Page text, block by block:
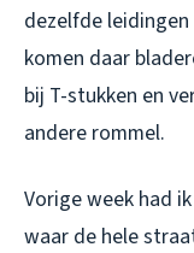
dezelfde
komen daar
bij T-stukken en
andere rommel.
Vorige week had
waar de hele